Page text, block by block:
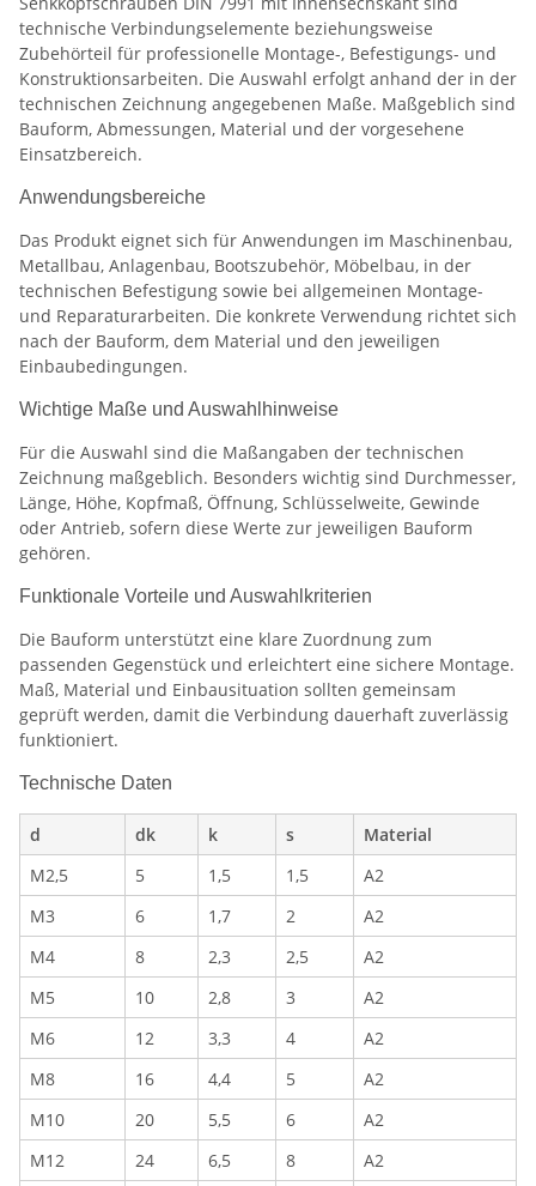
technische Verbindungselemente beziehungsweise
Zubehörteil für professionelle Montage-, Befestigungs- und
Konstruktionsarbeiten. Die Auswahl erfolgt anhand der in der
technischen Zeichnung angegebenen Maße. Maßgeblich sind
Bauform, Abmessungen, Material und der vorgesehene
Einsatzbereich.
Anwendungsbereiche
Das Produkt eignet sich für Anwendungen im Maschinenbau,
Metallbau, Anlagenbau, Bootszubehör, Möbelbau, in der
technischen Befestigung sowie bei allgemeinen Montage-
und Reparaturarbeiten. Die konkrete Verwendung richtet sich
nach der Bauform, dem Material und den jeweiligen
Einbaubedingungen.
Wichtige Maße und Auswahlhinweise
Für die Auswahl sind die Maßangaben der technischen
Zeichnung maßgeblich. Besonders wichtig sind Durchmesser,
Länge, Höhe, Kopfmaß, Öffnung, Schlüsselweite, Gewinde
oder Antrieb, sofern diese Werte zur jeweiligen Bauform
gehören.
Funktionale Vorteile und Auswahlkriterien
Die Bauform unterstützt eine klare Zuordnung zum
passenden Gegenstück und erleichtert eine sichere Montage.
Maß, Material und Einbausituation sollten gemeinsam
geprüft werden, damit die Verbindung dauerhaft zuverlässig
funktioniert.
Technische Daten
d dk k s
Material
M2,5
5 1,5 1,5
A2
M3
6 1,7 2
A2
M4
8 2,3 2,5
A2
M5
10 2,8 3
A2
M6
12 3,3 4
A2
M8
16 4,4 5
A2
M10
20 5,5 6
A2
M12
24 6,5 8
A2